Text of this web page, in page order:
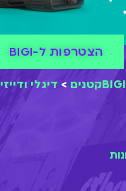
BIGIקטנים > דיגלי ודייזי
הצטרפות ל-BIGI